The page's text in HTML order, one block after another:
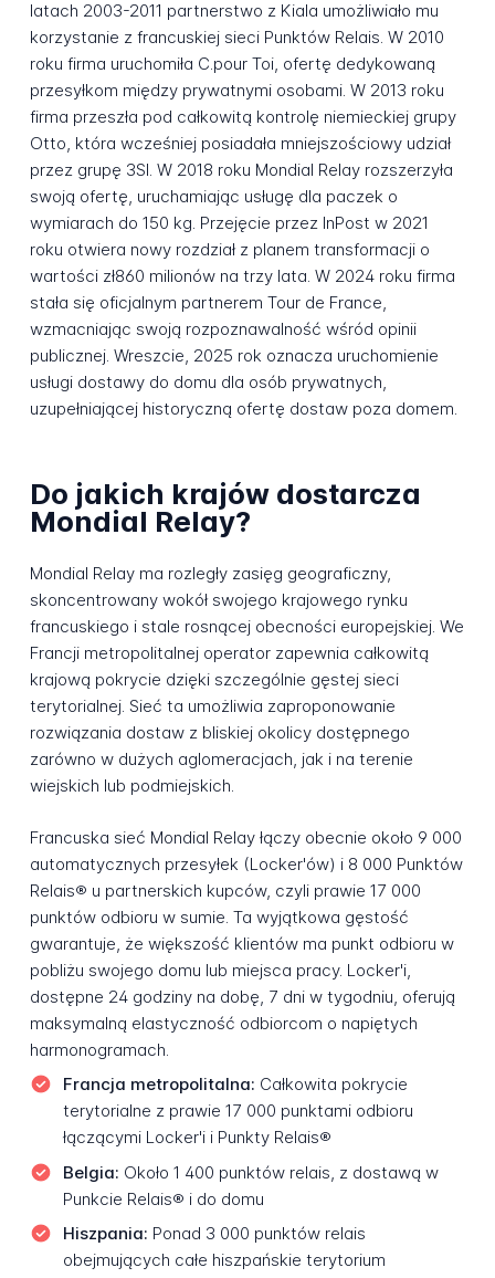
latach 2003-2011 partnerstwo z Kiala umożliwiało mu
korzystanie z francuskiej sieci Punktów Relais. W 2010
roku firma uruchomiła C.pour Toi, ofertę dedykowaną
przesyłkom między prywatnymi osobami. W 2013 roku
firma przeszła pod całkowitą kontrolę niemieckiej grupy
Otto, która wcześniej posiadała mniejszościowy udział
przez grupę 3SI. W 2018 roku Mondial Relay rozszerzyła
swoją ofertę, uruchamiając usługę dla paczek o
wymiarach do 150 kg. Przejęcie przez InPost w 2021
roku otwiera nowy rozdział z planem transformacji o
wartości zł860 milionów na trzy lata. W 2024 roku firma
stała się oficjalnym partnerem Tour de France,
wzmacniając swoją rozpoznawalność wśród opinii
publicznej. Wreszcie, 2025 rok oznacza uruchomienie
usługi dostawy do domu dla osób prywatnych,
uzupełniającej historyczną ofertę dostaw poza domem.
Do jakich krajów dostarcza
Mondial Relay?
Mondial Relay ma rozległy zasięg geograficzny,
skoncentrowany wokół swojego krajowego rynku
francuskiego i stale rosnącej obecności europejskiej. We
Francji metropolitalnej operator zapewnia całkowitą
krajową pokrycie dzięki szczególnie gęstej sieci
terytorialnej. Sieć ta umożliwia zaproponowanie
rozwiązania dostaw z bliskiej okolicy dostępnego
zarówno w dużych aglomeracjach, jak i na terenie
wiejskich lub podmiejskich.
Francuska sieć Mondial Relay łączy obecnie około 9 000
automatycznych przesyłek (Locker'ów) i 8 000 Punktów
Relais® u partnerskich kupców, czyli prawie 17 000
punktów odbioru w sumie. Ta wyjątkowa gęstość
gwarantuje, że większość klientów ma punkt odbioru w
pobliżu swojego domu lub miejsca pracy. Locker'i,
dostępne 24 godziny na dobę, 7 dni w tygodniu, oferują
maksymalną elastyczność odbiorcom o napiętych
harmonogramach.
Francja metropolitalna: Całkowita pokrycie
terytorialne z prawie 17 000 punktami odbioru
łączącymi Locker'i i Punkty Relais®
Belgia: Około 1 400 punktów relais, z dostawą w
Punkcie Relais® i do domu
Hiszpania: Ponad 3 000 punktów relais
obejmujących całe hiszpańskie terytorium